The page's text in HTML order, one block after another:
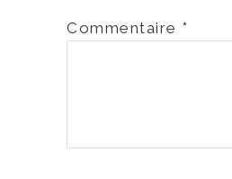
Commentaire *